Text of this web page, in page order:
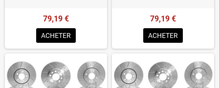
79,19 €
ACHETER
79,19 €
ACHETER